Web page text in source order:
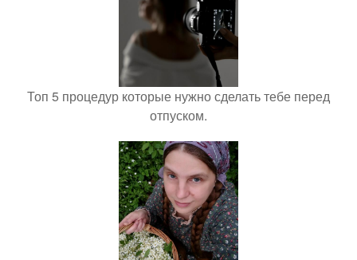
Топ 5 процедур которые нужно сделать тебе перед
отпуском.